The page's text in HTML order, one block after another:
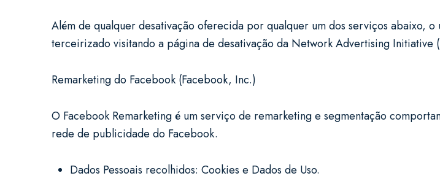
Além de qualquer desativação oferecida por qualquer um dos serviços abaixo,
terceirizado visitando a página de desativação da Network Advertising Initiative (
Remarketing do Facebook (Facebook, Inc.)
O Facebook Remarketing é um serviço de remarketing e segmentação
rede de publicidade do Facebook.
Dados Pessoais recolhidos: Cookies e Dados de Uso.